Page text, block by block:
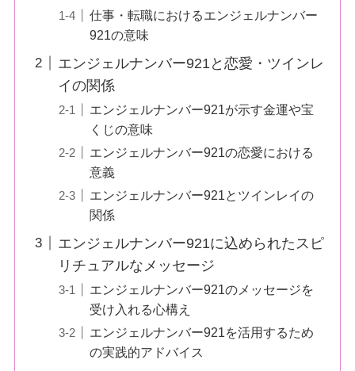
仕事・転職におけるエンジェルナンバー
921の意味
エンジェルナンバー921と恋愛・ツインレ
イの関係
エンジェルナンバー921が示す金運や宝
くじの意味
エンジェルナンバー921の恋愛における
意義
エンジェルナンバー921とツインレイの
関係
エンジェルナンバー921に込められたスピ
リチュアルなメッセージ
エンジェルナンバー921のメッセージを
受け入れる心構え
エンジェルナンバー921を活用するため
の実践的アドバイス